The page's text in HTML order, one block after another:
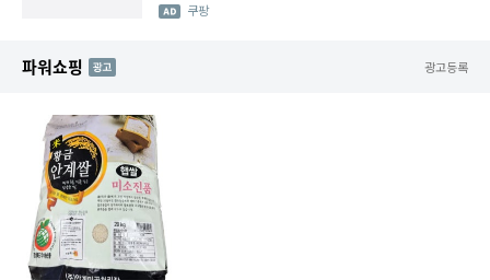
쿠팡
파워쇼핑 AD 광고등록